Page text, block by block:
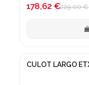
178,62 €229,00 €
¡En oferta!